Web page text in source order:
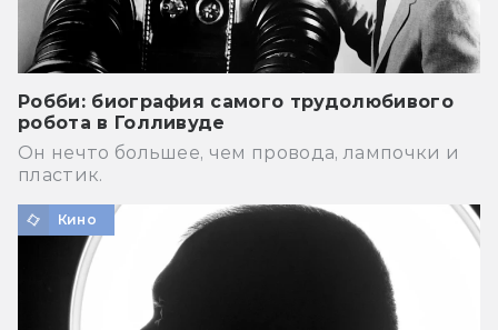
Робби: биография самого трудолюбивого
робота в Голливуде
Он нечто большее, чем провода, лампочки и
пластик.
Кино